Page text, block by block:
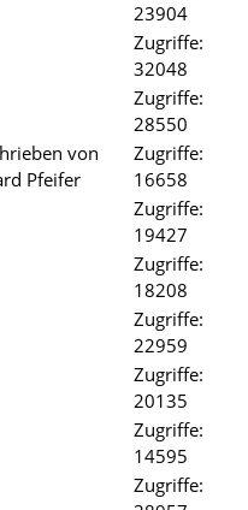
23904
Zugriffe:
32048
Zugriffe:
28550
von
Pfeifer
Zugriffe:
16658
Zugriffe:
19427
Zugriffe:
18208
Zugriffe:
22959
Zugriffe:
20135
Zugriffe:
14595
Zugriffe: